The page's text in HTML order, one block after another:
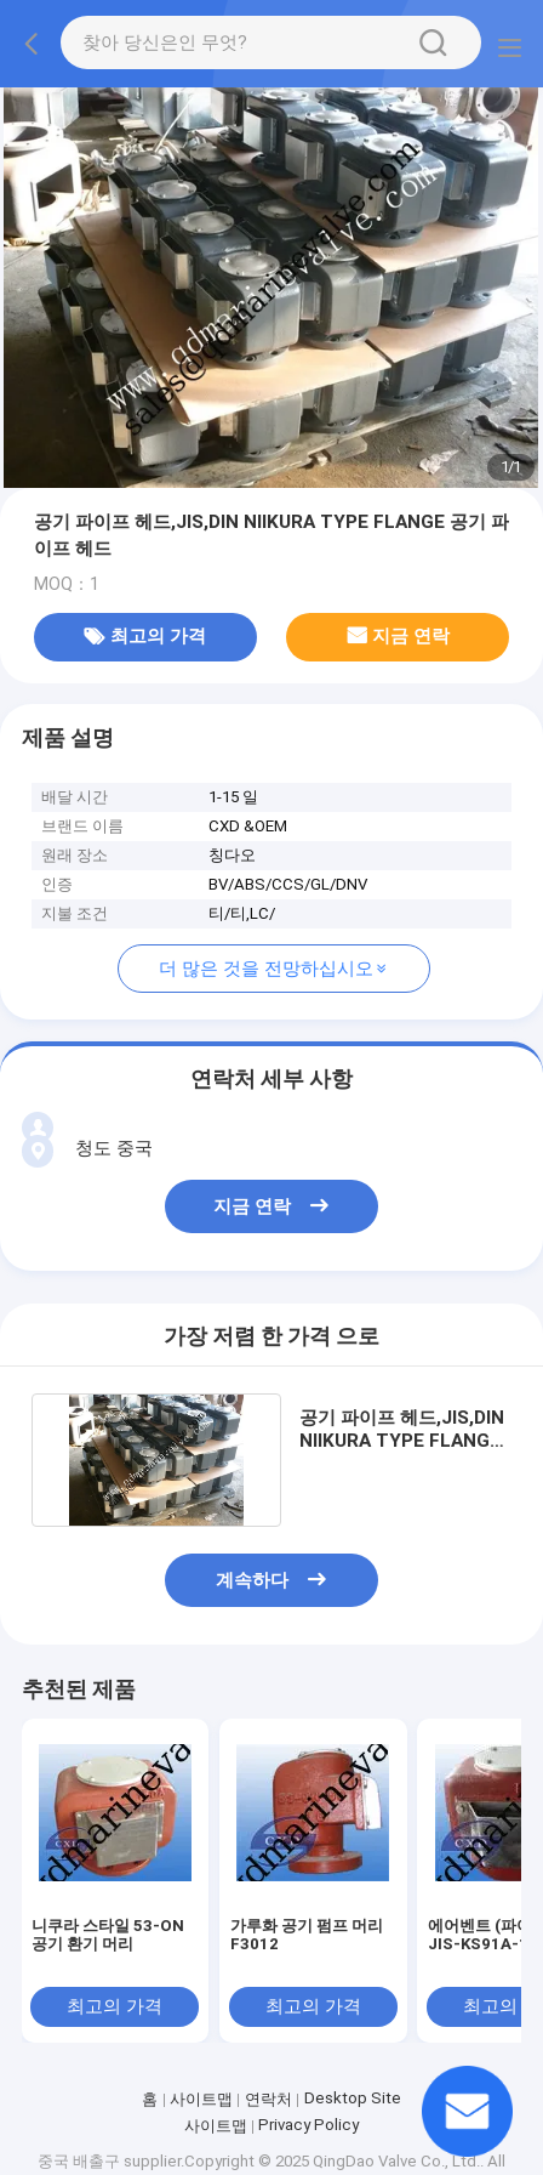
1/1
공기 파이프 헤드,JIS,DIN NIIKURA TYPE FLANGE 공기 파
이프 헤드
MOQ：1
최고의 가격 지금 연락
제품 설명
배달 시간
1-15 일
브랜드 이름
CXD &OEM
원래 장소
칭다오
인증
BV/ABS/CCS/GL/DNV
지불 조건
티/티,LC/
더 많은 것을 전망하십시오
연락처 세부 사항
청도 중국
지금 연락
가장 저렴 한 가격 으로
공기 파이프 헤드,JIS,DIN
NIIKURA TYPE FLANGE
계속하다
추천된 제품
니쿠라 스타일 53-ON
공기 환기 머리
최고의 가격
가루화 공기 펌프 머리
F3012
최고의 가격
에어벤트 (파이
JIS-KS91A-
최고의
홈 사이트맵 연락처
Desktop Site
사이트맵
Privacy Policy
중국 배출구 supplier.Copyright © 2025 QingDao Valve Co., Ltd.. All